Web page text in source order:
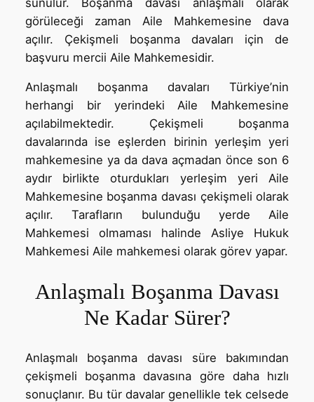
görüleceği zaman Aile Mahkemesine dava
açılır. Çekişmeli boşanma davaları için de
başvuru mercii Aile Mahkemesidir.
Anlaşmalı boşanma davaları Türkiye’nin
herhangi bir yerindeki Aile Mahkemesine
açılabilmektedir. Çekişmeli boşanma
davalarında ise eşlerden birinin yerleşim yeri
mahkemesine ya da dava açmadan önce son 6
aydır birlikte oturdukları yerleşim yeri Aile
Mahkemesine boşanma davası çekişmeli olarak
açılır. Tarafların bulunduğu yerde Aile
Mahkemesi olmaması halinde Asliye Hukuk
Mahkemesi Aile mahkemesi olarak görev yapar.
Anlaşmalı Boşanma Davası
Ne Kadar Sürer?
Anlaşmalı boşanma davası süre bakımından
çekişmeli boşanma davasına göre daha hızlı
sonuçlanır. Bu tür davalar genellikle tek celsede